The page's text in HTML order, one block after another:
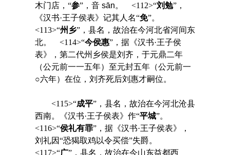
木门店，“参”，音 sān。 <112>“刘勉”，
《汉书·王子侯表》记其人名“免”。
<113>“州乡”，县名，故治在今河北省河间东
北。 <114>“今侯惠”，据《汉书·王子侯
表》，第二代州乡侯是刘齐，于元鼎二年
（公元前一一五年）至元封五年（公元前一
○六年）在位，刘齐死后刘惠才嗣位。
<115>“成平”，县名，故治在今河北沧县
西南。《汉书·王子侯表》作“平城”。
<116>“侯礼有罪”，据《汉书·王子侯表》，
刘礼因“恐猲取鸡以令买偿”失爵。
<117>“广”，县名，故治在今山东益都西